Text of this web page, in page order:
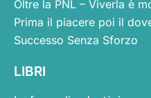
Oltre la PNL – Viverla è
Prima il piacere poi il
Successo Senza Sforzo
LIBRI